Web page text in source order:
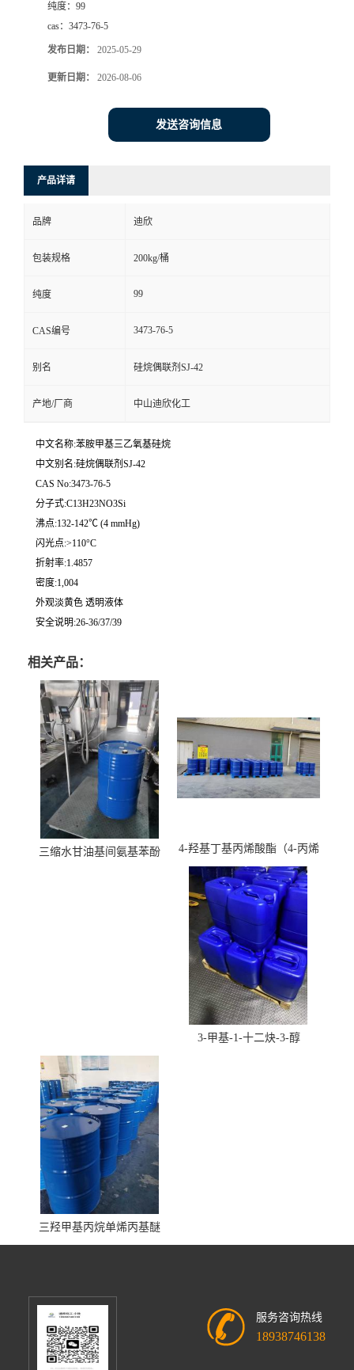
式
在
线
留
言
纯度： 99
cas： 3473-76-5
发布日期： 2025-05-29
更新日期： 2026-08-06
发送咨询信息
产品详请
品牌 迪欣
包装规格 200kg/桶
纯度 99
CAS编号 3473-76-5
别名 硅烷偶联剂SJ-42
产地/厂商 中山迪欣化工
中文名称:苯胺甲基三乙氧基硅烷
中文别名:硅烷偶联剂SJ-42
CAS No:3473-76-5
分子式:C13H23NO3Si
沸点:132-142℃ (4 mmHg)
闪光点:>110°C
折射率:1.4857
密度:1,004
外观淡黄色 透明液体
安全说明:26-36/37/39
相关产品：
三缩水甘油基间氨基苯酚
4-羟基丁基丙烯酸酯（4-丙烯
酸羟丁酯）
3-甲基-1-十二炔-3-醇
三羟甲基丙烷单烯丙基醚
服务咨询热线
18938746138